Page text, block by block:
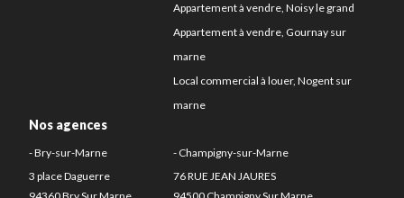
Appartement à vendre, Noisy le grand
Appartement à vendre, Gournay sur
marne
Local commercial à louer, Nogent sur
marne
Nos agences
- Bry-sur-Marne
3 place Daguerre
- Champigny-sur-Marne
76 RUE JEAN JAURES